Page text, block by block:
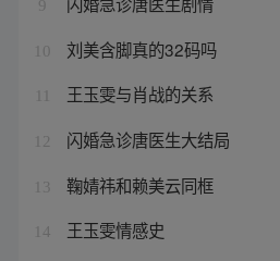
9
10 刘美含脚真的32码吗
王玉雯与肖战的关系
12 闪婚急诊唐医生大结局
13 鞠婧祎和赖美云同框
14 王玉雯情感史